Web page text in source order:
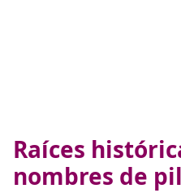
Raíces
nombres de